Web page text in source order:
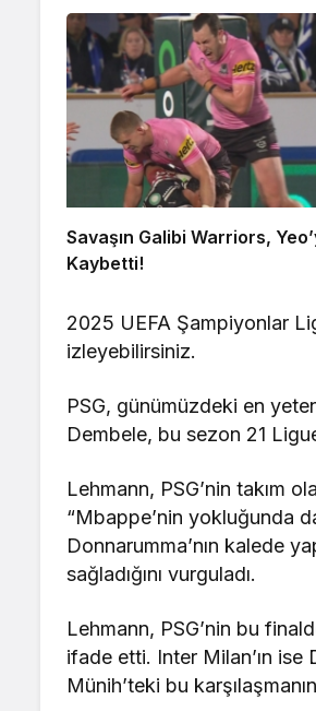
Savaşın Galibi Warriors,
Kaybetti!
2025 UEFA Şampiyonlar
izleyebilirsiniz.
PSG, günümüzdeki en
Dembele, bu sezon 21
Lehmann, PSG’nin takım
“Mbappe’nin yokluğunda
Donnarumma’nın kalede
sağladığını vurguladı.
Lehmann, PSG’nin bu
ifade etti. Inter Milan’ın
Münih’teki bu